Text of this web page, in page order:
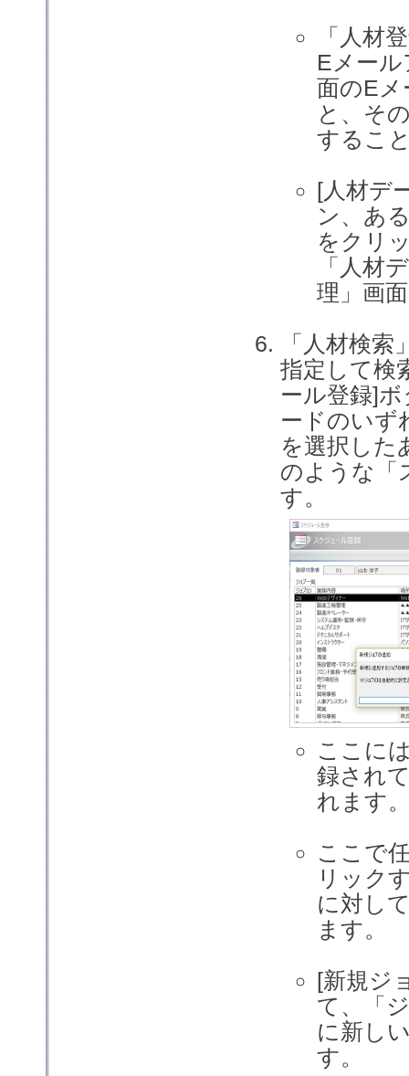
「人材
Eメー
面のE
と、そ
するこ
[人材デ
ン、あ
をクリ
「人材
理」画
「人材検
指定して検
ール登録]
ードのいず
を選択した
のような「
す。
ここに
録され
れます
ここで
リック
に対し
ます。
[新規ジ
て、「
に新し
す。